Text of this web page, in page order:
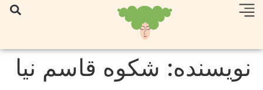
نویسنده: شکوه قاسم نیا